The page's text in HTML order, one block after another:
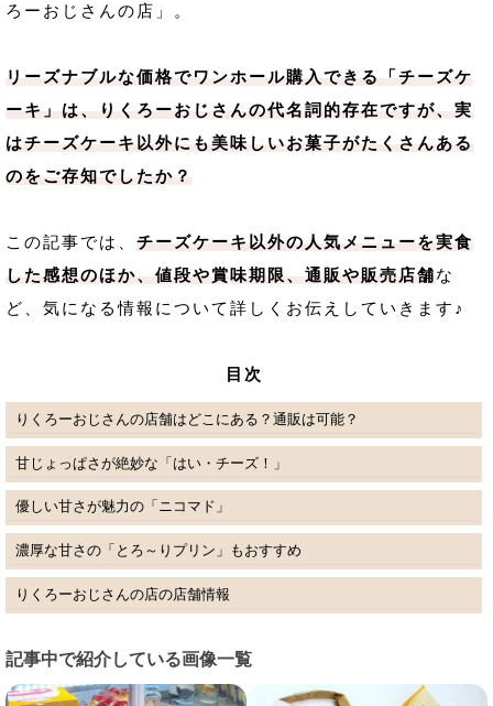
ろーおじさんの店」。
リーズナブルな価格でワンホール購入できる「チーズケ
ーキ」は、りくろーおじさんの代名詞的存在ですが、実
はチーズケーキ以外にも美味しいお菓子がたくさんある
のをご存知でしたか？
この記事では、 チーズケーキ以外の人気メニューを実食
した感想のほか、値段や賞味期限、通販や販売店舗な
ど、気になる情報について詳しくお伝えしていきます♪
目次
りくろーおじさんの店舗はどこにある？通販は可能？
甘じょっぱさが絶妙な「はい・チーズ！」
優しい甘さが魅力の「ニコマド」
濃厚な甘さの「とろ～りプリン」もおすすめ
りくろーおじさんの店の店舗情報
記事中で紹介している画像一覧